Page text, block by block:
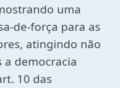
uma
de-força para as
atingindo não
a democracia
10 das